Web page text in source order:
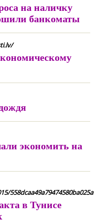
на наличку
банкоматы
экономить на
558dcaa49a79474580ba025a
в Тунисе